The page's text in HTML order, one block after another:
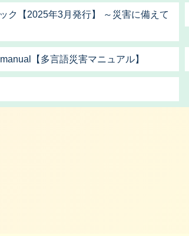
ク【2025年3月発行】 ～災害に備えて
【多言語災害マニュアル】